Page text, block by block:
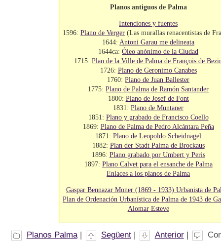
Planos antiguos de Palma
Intenciones y fuentes
1596:Plano de Verger (Las murallas renacentistas de
1644:Antoni Garau me delineata
1644ca:Óleo anónimo de la Ciudad
1715:Plan de la Ville de Palma de François de
1726: Plano de Geronimo Canabes
1760:Plano de Juan Ballester
1775:Plano de Palma de Ramón Santander
1800: Plano de Josef de Font
1831:Plano de Muntaner
1851: Plano y grabado de Francisco Coello
1869: Plano de Palma de Pedro Alcántara Peña
1871:Plano de Leopoldo Scheidnagel
1882: Plan der Stadt Palma de Brockaus
1896: Plano grabado por Umbert y Peris
1897: Plano Calvet para el ensanche de Palma
Enlaces a los planos de Palma
Gaspar Bennazar Moner (1869 - 1933) Urbanista de
Plan de Ordenación Urbanística de Palma de 1943 de
Alomar Esteve
Planos Palma| Següent| Anterior|